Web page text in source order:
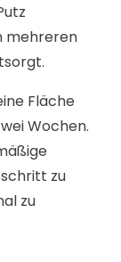
mehreren
Fläche
Wochen.
zu
zu